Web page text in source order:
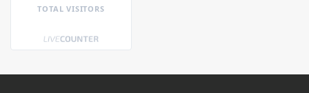
TOTAL VISITORS